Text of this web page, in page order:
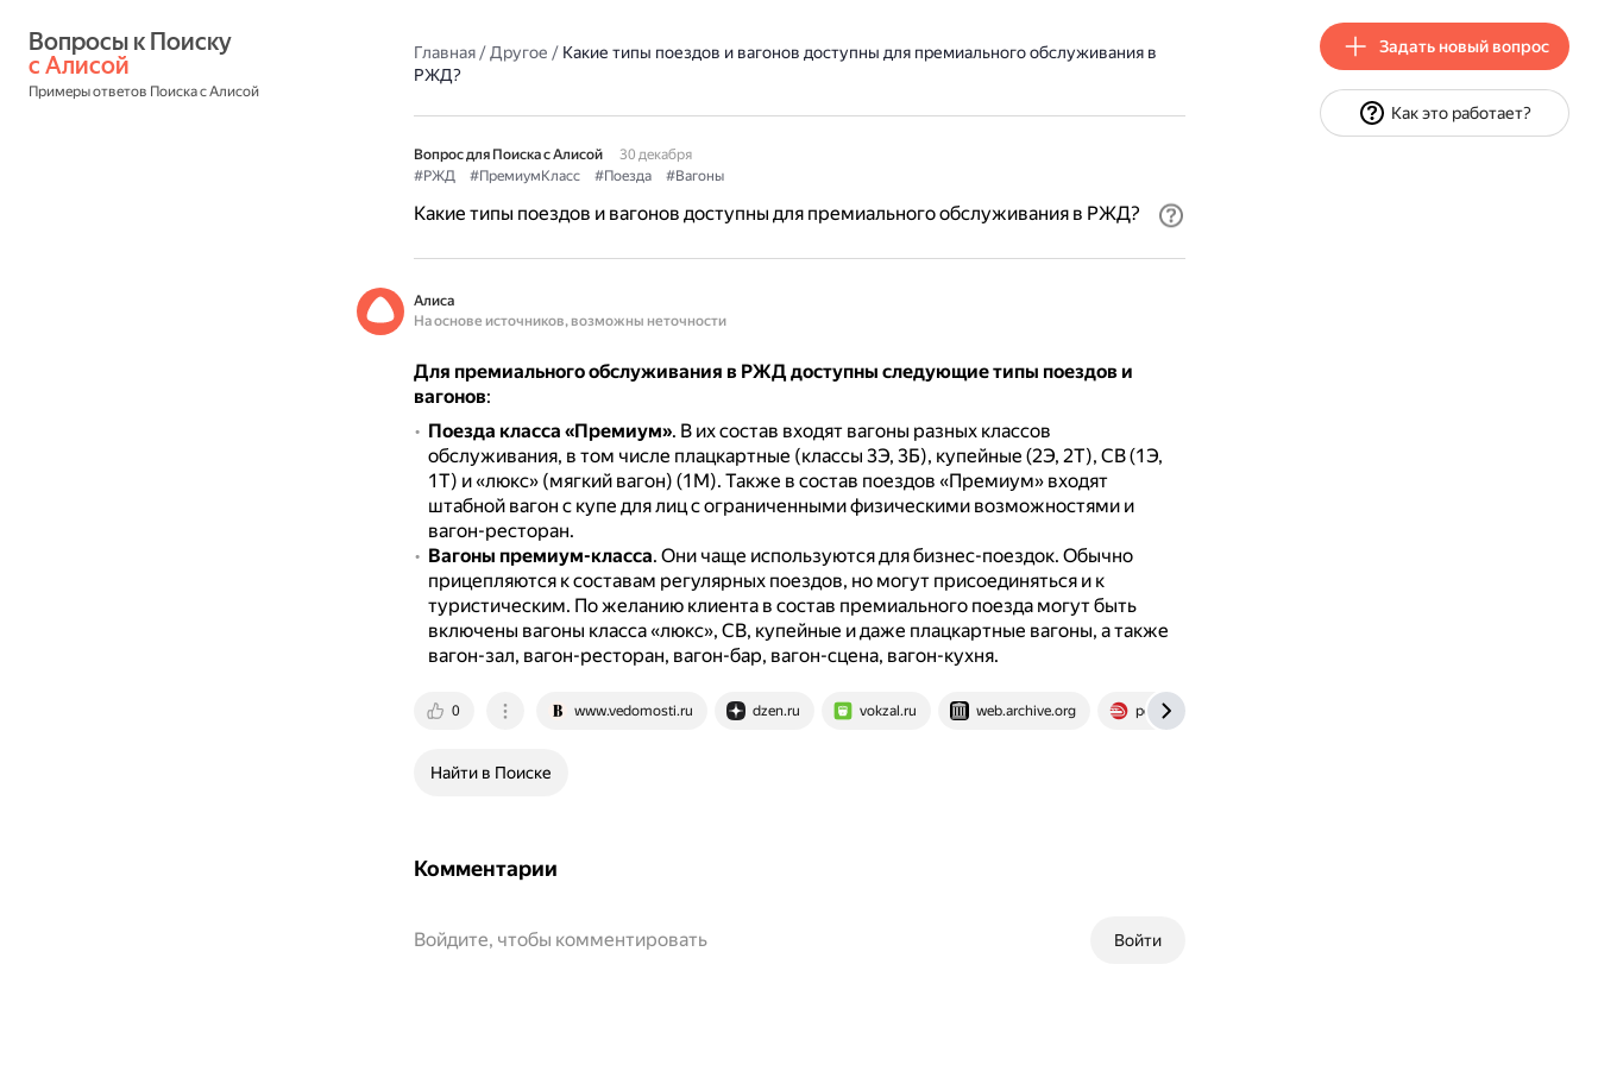
с Алисой
Примеры ответов Поиска с Алисой
Главная/Другое / Какие типы поездов и вагонов доступны для премиального обслуживания в
РЖД?
Вопрос для Поиска с Алисой
30 декабря
#РЖД
#ПремиумКласс #Поезда #Вагоны
Какие типы поездов и вагонов доступны для премиального обслуживания в РЖД?
Алиса
На основе источников, возможны неточности
Для премиального обслуживания в РЖД доступны следующие типы поездов и
вагонов:
Поезда класса «Премиум». В их состав входят вагоны разных классов
обслуживания, в том числе плацкартные (классы 3Э, 3Б), купейные (2Э, 2Т), СВ (1Э,
1Т) и «люкс» (мягкий вагон) (1М). Также в состав поездов «Премиум» входят
штабной вагон с купе для лиц с ограниченными физическими возможностями и
вагон-ресторан.
Вагоны премиум-класса. Они чаще используются для бизнес-поездок. Обычно
прицепляются к составам регулярных поездов, но могут присоединяться и к
туристическим. По желанию клиента в состав премиального поезда могут быть
включены вагоны класса «люкс», СВ, купейные и даже плацкартные вагоны, а также
вагон-зал, вагон-ресторан, вагон-бар, вагон-сцена, вагон-кухня.
0 www.vedomosti.ru dzen.ru vokzal.ru web.archive.org poezd.ru
Найти в Поиске
Комментарии
Войти
Войдите, чтобы комментировать
Задать новый вопрос
Как это работает?